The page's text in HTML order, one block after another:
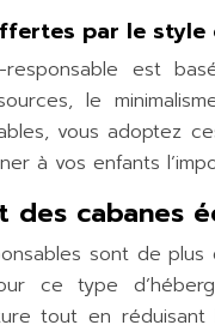
par le
est
le
vous adoptez
à vos enfants
des cabanes
sont de
ce type
tout en réduisant